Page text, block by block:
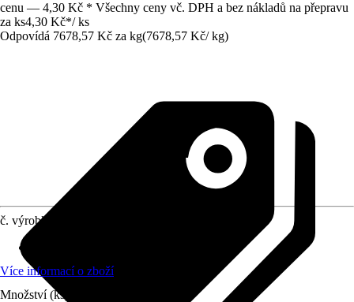
cenu — 4,30 Kč * Všechny ceny vč. DPH a bez nákladů na přepravu
za ks4,30 Kč*/ ks
Odpovídá 7678,57 Kč za kg(7678,57 Kč/ kg)
č. výrobku
Více informací o zboží
Množství (ks)